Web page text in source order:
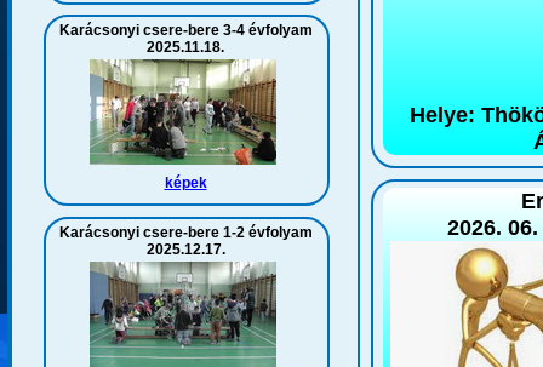
Karácsonyi csere-bere 3-4 évfolyam
2025.11.18.
képek
Karácsonyi csere-bere 1-2 évfolyam
2025.12.17.
Helye:
2026.